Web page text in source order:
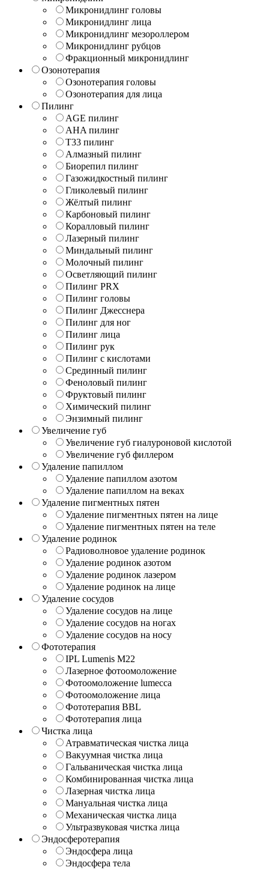
Микронидлинг головы
Микронидлинг лица
Микронидлинг мезороллером
Микронидлинг рубцов
Фракционный микронидлинг
Озонотерапия
Озонотерапия головы
Озонотерапия для лица
Пилинг
AGE пилинг
AHA пилинг
T33 пилинг
Алмазный пилинг
Биорепил пилинг
Газожидкостный пилинг
Гликолевый пилинг
Жёлтый пилинг
Карбоновый пилинг
Коралловый пилинг
Лазерный пилинг
Миндальный пилинг
Молочный пилинг
Осветляющий пилинг
Пилинг PRX
Пилинг головы
Пилинг Джесснера
Пилинг для ног
Пилинг лица
Пилинг рук
Пилинг с кислотами
Срединный пилинг
Феноловый пилинг
Фруктовый пилинг
Химический пилинг
Энзимный пилинг
Увеличение губ
Увеличение губ гиалуроновой кислотой
Увеличение губ филлером
Удаление папиллом
Удаление папиллом азотом
Удаление папиллом на веках
Удаление пигментных пятен
Удаление пигментных пятен на лице
Удаление пигментных пятен на теле
Удаление родинок
Радиоволновое удаление родинок
Удаление родинок азотом
Удаление родинок лазером
Удаление родинок на лице
Удаление сосудов
Удаление сосудов на лице
Удаление сосудов на ногах
Удаление сосудов на носу
Фототерапия
IPL Lumenis M22
Лазерное фотоомоложение
Фотоомоложение lumecca
Фотоомоложение лица
Фототерапия BBL
Фототерапия лица
Чистка лица
Атравматическая чистка лица
Вакуумная чистка лица
Гальваническая чистка лица
Комбинированная чистка лица
Лазерная чистка лица
Мануальная чистка лица
Механическая чистка лица
Ультразвуковая чистка лица
Эндосферотерапия
Эндосфера лица
Эндосфера тела